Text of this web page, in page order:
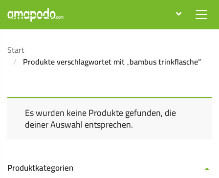
Start
Produkte verschlagwortet mit „bambus trinkflasche“
Es wurden keine Produkte gefunden, die
deiner Auswahl entsprechen.
Produktkategorien